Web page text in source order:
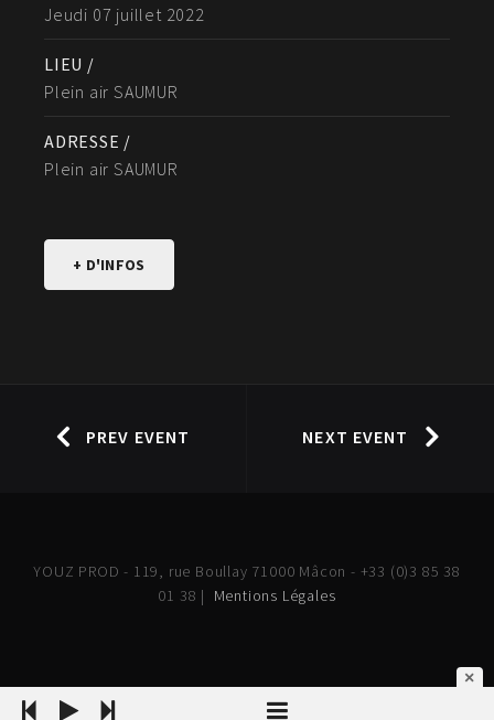
Jeudi 07 juillet 2022
LIEU /
Plein air SAUMUR
ADRESSE /
Plein air SAUMUR
+ D'INFOS
PREV EVENT NEXT EVENT
YOUZ PROD - 119, rue Boullay 71000 Mâcon - +33 (0)3 85 38
01 38 | Mentions Légales